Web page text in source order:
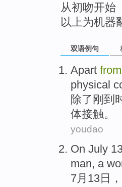
从初吻开始
以上为机器
双语例句
Apart from
physical
除了 刚到
体接触。
youdao
On July
man, a
7月 13日 ，